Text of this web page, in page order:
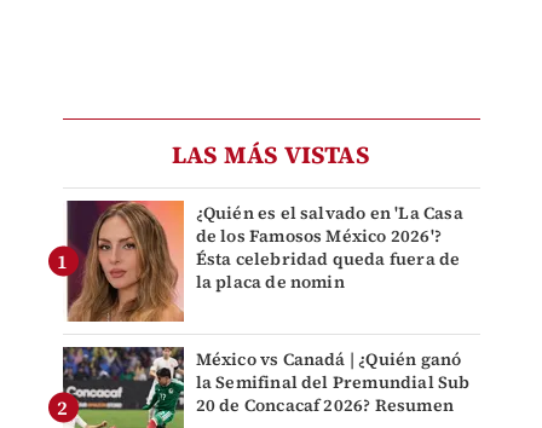
LAS MÁS VISTAS
¿Quién es el salvado en 'La Casa
de los Famosos México 2026'?
Ésta celebridad queda fuera de
la placa de nomin
México vs Canadá | ¿Quién ganó
la Semifinal del Premundial Sub
20 de Concacaf 2026? Resumen